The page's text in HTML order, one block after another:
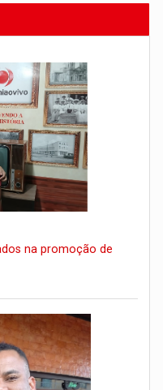
na promoção de